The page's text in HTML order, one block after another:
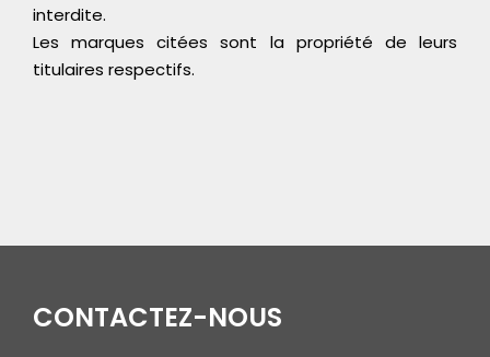
interdite.
Les marques citées sont la propriété de leurs
titulaires respectifs.
CONTACTEZ-NOUS